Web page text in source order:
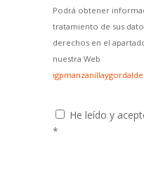
Podrá obtener
tratamiento de sus
derechos en el
nuestra Web
He leído y
*